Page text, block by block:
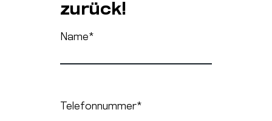
zurück!
Name*
Telefonnummer*